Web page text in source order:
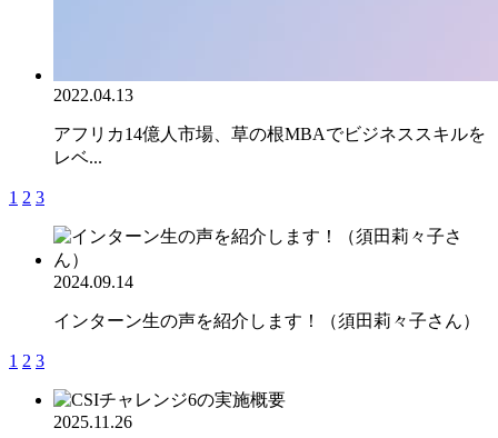
2022.04.13
アフリカ14億人市場、草の根MBAでビジネススキルを
レベ...
1 2 3
2024.09.14
インターン生の声を紹介します！（須田莉々子さん）
1 2 3
2025.11.26